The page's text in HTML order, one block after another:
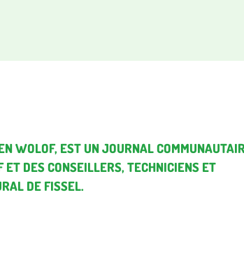
WOLOF, EST UN JOURNAL
DES CONSEILLERS, TECHNICIENS ET
DE FISSEL.